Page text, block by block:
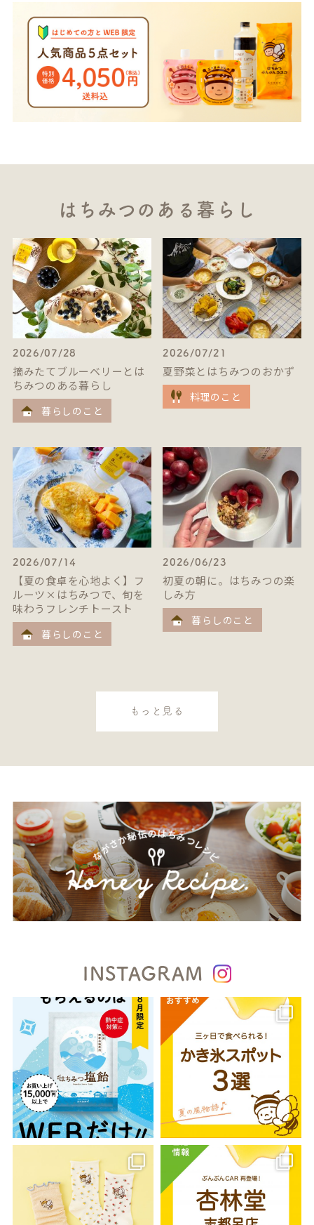
はちみつのある暮らし
2026/07/28
摘みたてブルーベリーとは
ちみつのある暮らし
暮らしのこと
2026/07/21
夏野菜とはちみつのおかず
料理のこと
2026/07/14
【夏の食卓を心地よく】フ
ルーツ×はちみつで、旬を
味わうフレンチトースト
暮らしのこと
2026/06/23
初夏の朝に。はちみつの楽
しみ方
暮らしのこと
もっと見る
INSTAGRAM